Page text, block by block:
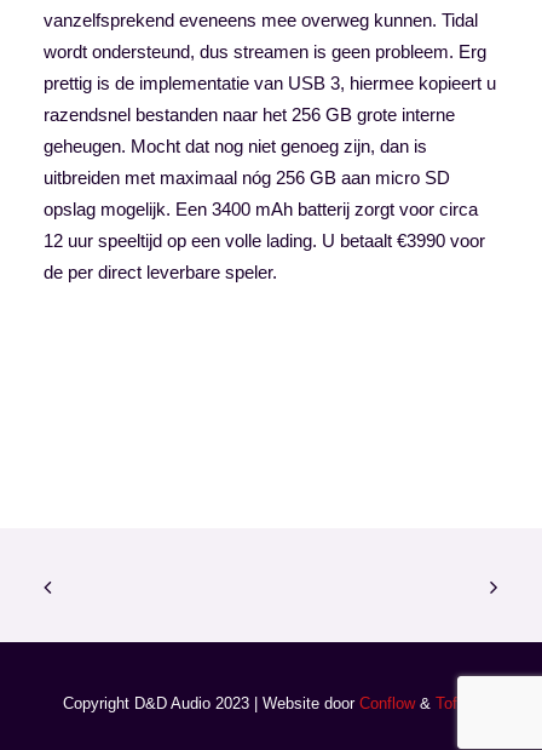
vanzelfsprekend eveneens mee overweg kunnen. Tidal
wordt ondersteund, dus streamen is geen probleem. Erg
prettig is de implementatie van USB 3, hiermee kopieert u
razendsnel bestanden naar het 256 GB grote interne
geheugen. Mocht dat nog niet genoeg zijn, dan is
uitbreiden met maximaal nóg 256 GB aan micro SD
opslag mogelijk. Een 3400 mAh batterij zorgt voor circa
12 uur speeltijd op een volle lading. U betaalt €3990 voor
de per direct leverbare speler.
Copyright D&D Audio 2023 | Website door Conflow& Toffey